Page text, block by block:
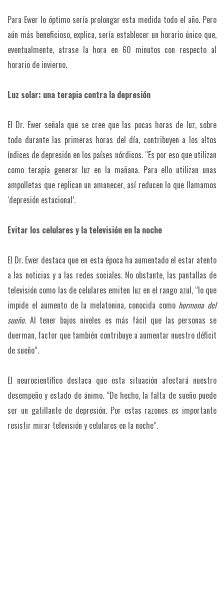
Para Ewer lo óptimo sería prolongar esta medida todo el año. Pero
aún más beneficioso, explica, sería establecer un horario único que,
eventualmente, atrase la hora en 60 minutos con respecto al
horario de invierno.
Luz solar: una terapia contra la depresión
El Dr. Ewer señala que se cree que las pocas horas de luz, sobre
todo durante las primeras horas del día, contribuyen a los altos
índices de depresión en los países nórdicos. “Es por eso que utilizan
como terapia generar luz en la mañana. Para ello utilizan unas
ampolletas que replican un amanecer, así reducen lo que llamamos
‘depresión estacional’.
Evitar los celulares y la televisión en la noche
El Dr. Ewer destaca que en esta época ha aumentado el estar atento
a las noticias y a las redes sociales. No obstante, las pantallas de
televisión como las de celulares emiten luz en el rango azul, “lo que
impide el aumento de la melatonina, conocida como hormona del
sueño. Al tener bajos niveles es más fácil que las personas se
duerman, factor que también contribuye a aumentar nuestro déficit
de sueño”.
El neurocientífico destaca que esta situación afectará nuestro
desempeño y estado de ánimo. “De hecho, la falta de sueño puede
ser un gatillante de depresión. Por estas razones es importante
resistir mirar televisión y celulares en la noche”.